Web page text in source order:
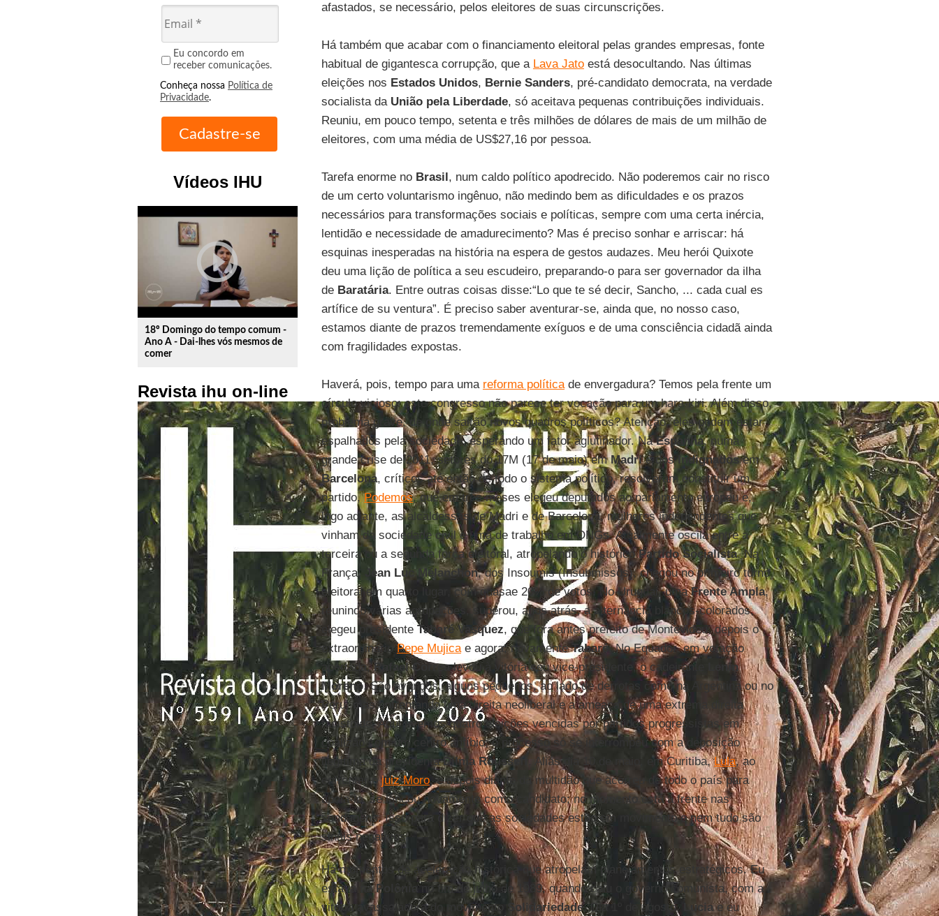
Eu concordo em
receber comunicações.
Conheça nossa Política de
Privacidade.
Vídeos IHU
play_circle_outline
18º Domingo do tempo comum -
Ano A - Dai-lhes vós mesmos de
comer
Revista ihu on-line
afastados, se necessário, pelos eleitores de suas circunscrições.
Há também que acabar com o financiamento eleitoral pelas grandes empresas, fonte
habitual de gigantesca corrupção, que a Lava Jatoestá desocultando. Nas últimas
eleições nos Estados Unidos, Bernie Sanders, pré-candidato democrata, na verdade
socialista da União pela Liberdade, só aceitava pequenas contribuições individuais.
Reuniu, em pouco tempo, setenta e três milhões de dólares de mais de um milhão de
eleitores, com uma média de US$27,16 por pessoa.
Tarefa enorme no Brasil, num caldo político apodrecido. Não poderemos cair no risco
de um certo voluntarismo ingênuo, não medindo bem as dificuldades e os prazos
necessários para transformações sociais e políticas, sempre com uma certa inércia,
lentidão e necessidade de amadurecimento? Mas é preciso sonhar e arriscar: há
esquinas inesperadas na história na espera de gestos audazes. Meu herói Quixote
deu uma lição de política a seu escudeiro, preparando-o para ser governador da ilha
de Baratária. Entre outras coisas disse:“Lo que te sé decir, Sancho, ... cada cual es
artífice de su ventura”. É preciso saber aventurar-se, ainda que, no nosso caso,
estamos diante de prazos tremendamente exíguos e de uma consciência cidadã ainda
com fragilidades expostas.
Haverá, pois, tempo para uma reforma políticade envergadura? Temos pela frente um
círculo vicioso: este congresso não parece ter vocação para um hara-kiri. Além disso,
problema grave, de onde sairão novos quadros políticos? Atenção, eles podem estar
espalhados pela sociedade, esperando um fator aglutinador. NaEspanha, numa
grande crise de 2011, setores do 17M (17 de maio) emMadrie dosIndignadosem
Barcelona, críticos até então de todo o sistema político, resolveram constituir um
partido,Podemos, que em três meses elegeu deputados ao parlamento europeu e,
logo adiante, as alcaldessas de Madri e de Barcelona, mulheres independentes que
vinham da sociedade civil e uma de trabalho em ONGs. Atualmente oscila entre a
terceira ou a segunda força eleitoral, atropelando o históricoPartido Socialista. Na
França, Jean Luc Mélanchon, dos Insoumis (Insubmissos), chegou no primeiro turno
eleitoral em quarto lugar, com quasae 20% de votos. No Uruguai, umaFrente Ampla,
reunindo várias agrupações, superou, anos atrás, a alternância blancos-colorados,
elegeu presidente Tabaré Vasquez, que fora antes prefeito de Montevideu, depois o
extraordinárioPepe Mujicae agora, novamenteTabaré. No Equador, em votação
apertada,Rafael Correalevou à vitória seu vice-presidente, o cadeirante
Lenin
Moreno. São avanços, alguns pequenos, ao lado de derrotas como na Argentina ou no
Peru, mas enfrentando uma direita neoliberal e a ameaça de uma extrema direita
facistoide. Aqui tivemos quatro eleições vencidas por partidos progressistas em
coalizão com um centro anfíbio; o processo só se interrompeu com a deposição
ilegítima da presidentaDilma Rousseff . Aliás dia 10 de maio, em Curitiba,Lula, ao
enfrentar ojuiz Moro, e depois diante da multidão que acorreu de todo o país para
apoia-lo, se lançou novamente como candidato; no momento está à frente nas
sondagens. Isso para dizer que as sociedades estão em movimento e nem tudo são
sinais negativos.
Há momentos de aceleração histórica que atropelam planejamentos estratégicos. Eu
estava naPolônia no fim de julho de 1989, quando caiu o governo comunista, com a
vitória avassaladora do movimento
Solidariedade. Dia 1º de agosto, Luciae eu